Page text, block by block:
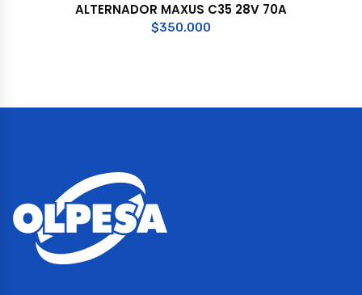
ALTERNADOR MAXUS C35 28V 70A
$350.000